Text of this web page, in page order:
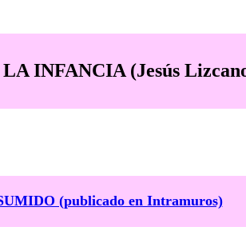
INFANCIA (Jesús
(publicado en Intramuros)